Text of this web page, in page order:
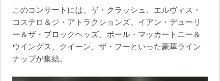
このコンサートには、ザ・クラッシュ、エルヴィス・
コステロ＆ジ・アトラクションズ、イアン・デューリ
ー＆ザ・ブロックヘッズ、ポール・マッカートニー＆
ウイングス、クイーン、ザ・フーといった豪華ライン
ナップが集結。